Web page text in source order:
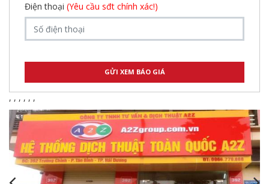
Điện thoại (Yêu cầu sđt chính xác!)
, , , , , ,